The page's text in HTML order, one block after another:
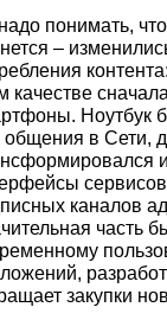
понимать,
–
качестве
Ноутбук
общения в Сети,
каналов
часть
закупки